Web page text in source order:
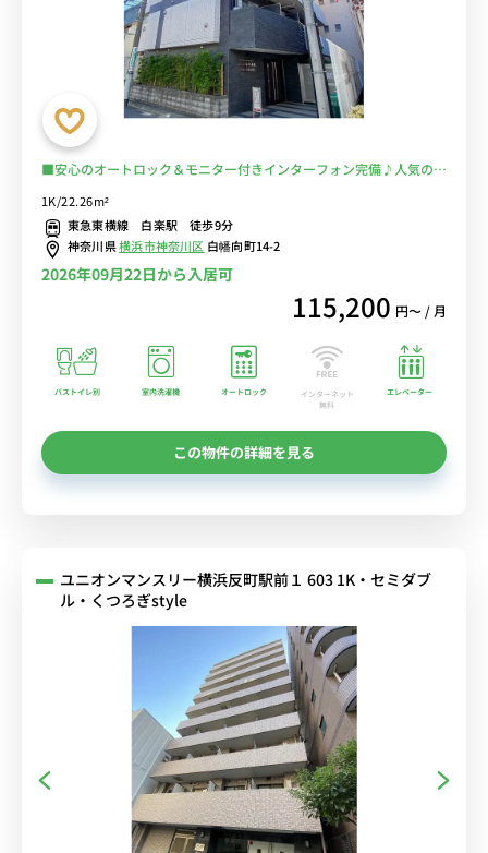
■安心のオートロック＆モニター付きインターフォン完備♪人気のバ
ローテーブル付きの快適なお部屋♪■東急東横線利用で渋谷・横浜ま
で乗換なしでアクセス■選べるWi-Fi格安レンタル中！
1K/22.26m²
東急東横線 白楽駅 徒歩9分
神奈川県横浜市神奈川区 白幡向町14-2
2026年09月22日から入居可
115,200 円〜 / 月
バストイレ別 室内洗濯機 オートロック
インターネット
無料
エレベーター
この物件の詳細を見る
ユニオンマンスリー横浜反町駅前１ 603 1K・セミダブ
ル・くつろぎstyle